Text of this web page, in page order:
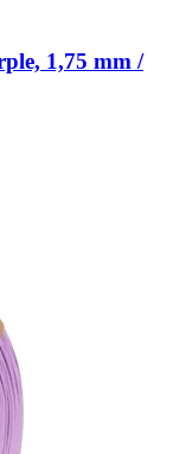
1,75 mm /